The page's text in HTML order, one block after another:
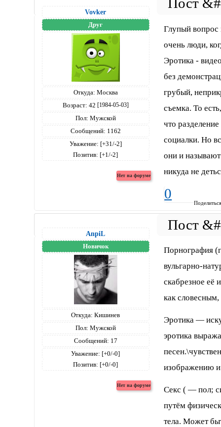
Vovker
Друг
Откуда: Москва
Возраст: 42 [1984-05-03]
Пол: Мужской
Сообщений: 1162
Уважение: [+31/-2]
Позитив: [+1/-2]
Глупый вопрос
очень люди,
Эротика -
без
грубый,
съемка. То
что
социалки. Но
они и
никуда не
0
AnpiL
Новичок
Откуда: Кишинев
Пол: Мужской
Сообщений: 17
Уважение: [+0/-0]
Позитив: [+0/-0]
Порнография
вульгарно-
скабрезное её
как
Эротика —
эротика
изображению
Секс ( — пол;
путём
тела. Может